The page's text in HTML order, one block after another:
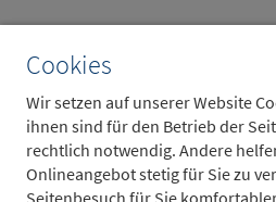
Cookies
Wir setzen auf unserer Website
ihnen sind für den Betrieb der
rechtlich notwendig. Andere
Onlineangebot stetig für Sie zu
Seitenbesuch für Sie
Weitere Beiträge